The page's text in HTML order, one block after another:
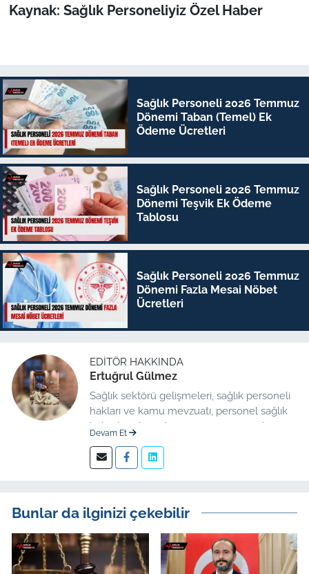
Kaynak: Sağlık Personeliyiz Özel Haber
Sağlık Personeli 2026 Temmuz
Dönemi Taban (Temel) Ek
Ödeme Ücretleri
Sağlık Personeli 2026 Temmuz
Dönemi Teşvik Ek Ödeme
Tablosu
Sağlık Personeli 2026 Temmuz
Dönemi Fazla Mesai Nöbet
Ücretleri
EDITÖR HAKKINDA
Ertuğrul Gülmez
Sağlık sektörü gelişmeleri, sağlık personeli
hakları ve kamu mevzuatı, personel sağlık
haberleri düzenleme üzerine uzmanlaşmış
Devam Et
Bunlar da ilginizi çekebilir